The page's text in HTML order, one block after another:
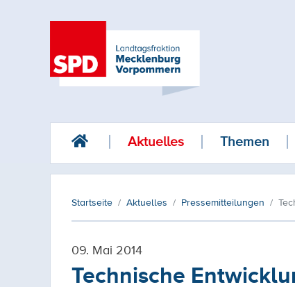
Aktuelles Themen
Startseite Aktuelles Pressemitteilungen
09. Mai 2014
Technische